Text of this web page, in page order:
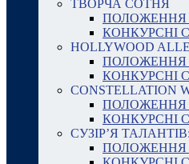
ТВОРЧА СОТНЯ
ПОЛОЖЕННЯ
КОНКУРСНІ
HOLLYWOOD
ПОЛОЖЕННЯ
КОНКУРСНІ
CONSTELLATION
ПОЛОЖЕННЯ
КОНКУРСНІ
СУЗІР’Я
ПОЛОЖЕННЯ